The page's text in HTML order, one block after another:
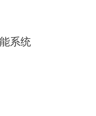
系统